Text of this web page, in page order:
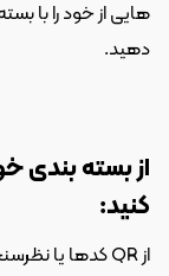
دهید.
کنید: